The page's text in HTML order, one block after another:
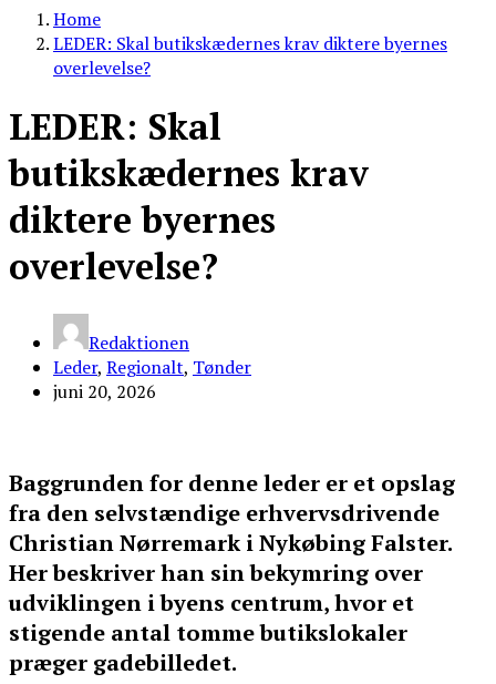
Home
LEDER: Skal butikskædernes krav diktere byernes
overlevelse?
LEDER: Skal
butikskædernes krav
diktere byernes
overlevelse?
Redaktionen
Leder, Regionalt, Tønder
juni 20, 2026
Baggrunden for denne leder er et opslag
fra den selvstændige erhvervsdrivende
Christian Nørremark i Nykøbing Falster.
Her beskriver han sin bekymring over
udviklingen i byens centrum, hvor et
stigende antal tomme butikslokaler
præger gadebilledet.